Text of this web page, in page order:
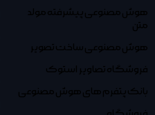
هوش مصنوعی پیشرفته مولد
متن
هوش مصنوعی ساخت تصویر
فروشگاه تصاویر استوک
بانک پتفرم های هوش مصنوعی